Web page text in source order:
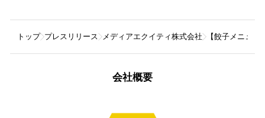
トップ プレスリリース メディアエクイティ株式会社 【餃子メニュ
会社概要